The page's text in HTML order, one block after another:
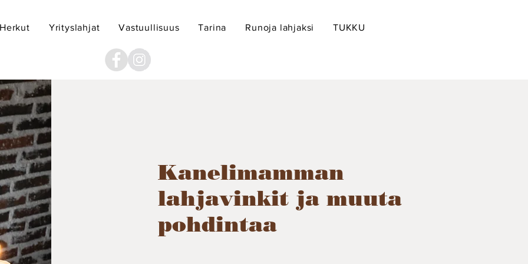
Herkut Yrityslahjat Vastuullisuus Tarina Runoja lahjaksi TUKKU
Kanelimamman
lahjavinkit ja muuta
pohdintaa